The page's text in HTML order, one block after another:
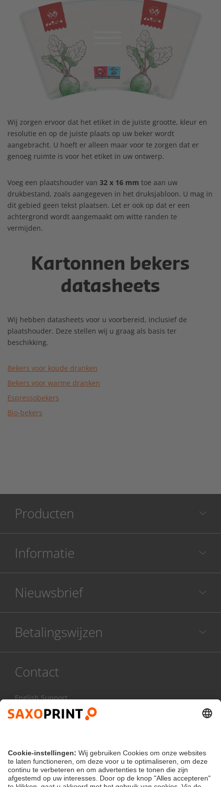
Wij zorgen ervoor dat het etiket in de juiste grootte, kleur en
resolutie en op de juiste plaats op uw beker wordt
aangebracht. U hoeft er alleen maar voor te zorgen dat er
genoeg ruimte is voor het etiket in uw ontwerp.
Voeg een plaatshouder van 32 x 16 mm toe aan uw
drukbestand, zoals aangegeven in het druksjabloon. U mag in
dit gebied geen tekst plaatsen. Let er ook op dat er een
achtergrond wordt aangemaakt om witte randen te
vermijden.
Kartonnen bekers
datasheets
Wij hebben datasheets voor u voorbereid, inclusief de
plaatshouder. Deze stellen wij u graag als basis ter
beschikking.
Bekers voor koude dranken
Bekers voor warme dranken
Espressobekers
Bio-bekers
Producten
Informatie
Nieuwsbrief
Betalingswijzen
Contact
English Support
Contactformulier